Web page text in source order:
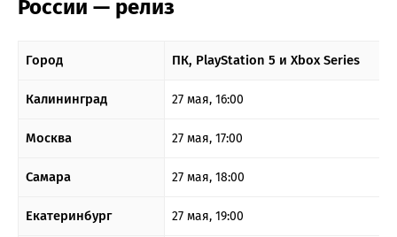
России — релиз
Город ПК, PlayStation 5 и Xbox Series
Калининград 27 мая, 16:00
Москва 27 мая, 17:00
Самара 27 мая, 18:00
Екатеринбург 27 мая, 19:00